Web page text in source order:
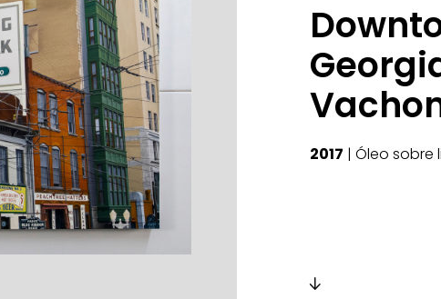
2017 | Óleo sobre
